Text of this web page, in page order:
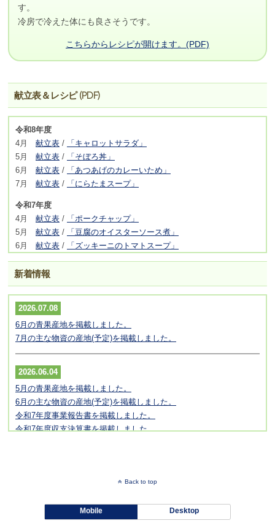
す。
冷房で冷えた体にも良さそうです。
こちらからレシピが開けます。(PDF)
献立表＆レシピ (PDF)
令和8年度
4月 献立表 /
「キャロットサラダ」
5月 献立表 /
「そぼろ丼」
6月 献立表 /
「あつあげのカレーいため」
7月 献立表 / 「にらたまスープ」
令和7年度
4月 献立表 /
「ポークチャップ」
5月 献立表 /
「豆腐のオイスターソース煮」
6月 献立表 /
「ズッキーニのトマトスープ」
7月献立表/「ラタトゥイユ」
9月献立表
10月献立表/「さといもと野菜のそぼろ煮」
11月献立表/
12月献立表/
1月献立表/「タコライス」
2月献立表/「大根の卵とじどんぶり」
3月献立表/「カレーうどん」
令和6年度
4月献立表/「春大根のポトフ」
5月献立表/「梅肉あえ」
6月献立表/「切り干し大根の煮物」
7月献立表/「ダイシモチ麦のサムゲタンスープ」
「セルフツナサンド」
「中華風たきこみごはん」
新着情報
2026.07.08
6月の青果産地を掲載しました。
7月の主な物資の産地(予定)を掲載しました。
2026.06.04
5月の青果産地を掲載しました。
6月の主な物資の産地(予定)を掲載しました。
令和7年度事業報告書を掲載しました。
令和7年度収支決算書を掲載しました。
5月の主な物資の産地(予定)を掲載しました。
令和8年度事業計画書を掲載しました。
Back to top
Mobile Desktop